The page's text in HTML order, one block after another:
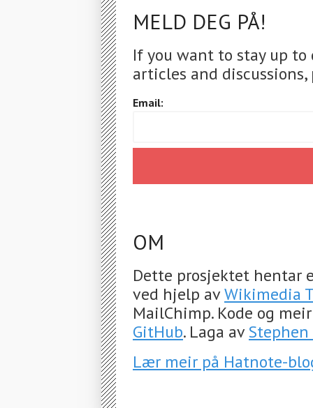
MELD DEG PÅ!
If you want to stay up
articles and
Email:
OM
Dette prosjektet hentar
ved hjelp avWikimedia
MailChimp. Kode og
GitHub. Laga av
Lær meir på Hatnote-